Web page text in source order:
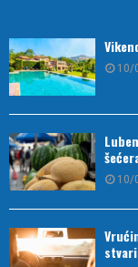
10/
10/